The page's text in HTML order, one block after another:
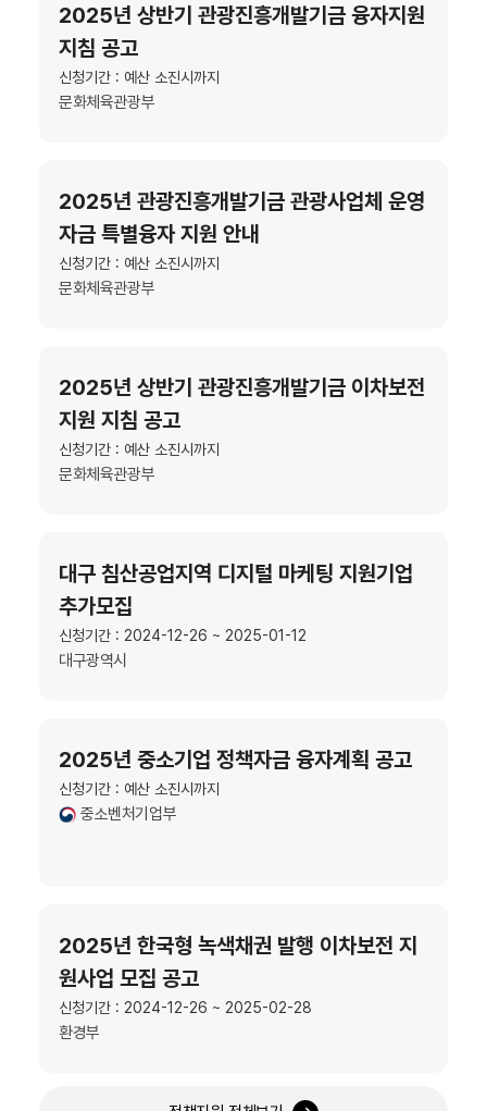
2025년 상반기 관광진흥개발기금 융자지원
지침 공고
신청기간 : 예산 소진시까지
문화체육관광부
2025년 관광진흥개발기금 관광사업체 운영
자금 특별융자 지원 안내
신청기간 : 예산 소진시까지
문화체육관광부
2025년 상반기 관광진흥개발기금 이차보전
지원 지침 공고
신청기간 : 예산 소진시까지
문화체육관광부
대구 침산공업지역 디지털 마케팅 지원기업
추가모집
신청기간 : 2024-12-26 ~ 2025-01-12
대구광역시
2025년 중소기업 정책자금 융자계획 공고
신청기간 : 예산 소진시까지
중소벤처기업부
2025년 한국형 녹색채권 발행 이차보전 지
원사업 모집 공고
신청기간 : 2024-12-26 ~ 2025-02-28
환경부